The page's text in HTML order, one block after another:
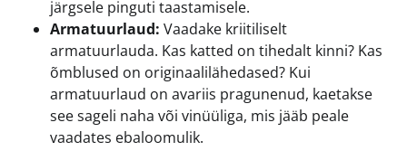
järgsele pinguti taastamisele.
Armatuurlaud: Vaadake kriitiliselt
armatuurlauda. Kas katted on tihedalt kinni? Kas
õmblused on originaalilähedased? Kui
armatuurlaud on avariis pragunenud, kaetakse
see sageli naha või vinüüliga, mis jääb peale
vaadates ebaloomulik.